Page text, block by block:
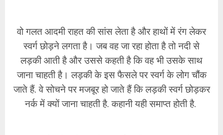
वो गलत आदमी राहत की सांस लेता है और हाथों में रंग लेकर
स्वर्ग छोड़ने लगता है। जब वह जा रहा होता है तो नदी से
लड़की आती है और उससे कहती है कि वह भी उसके साथ
जाना चाहती है। लड़की के इस फैसले पर स्वर्ग के लोग चौंक
जाते हैं. वे सोचने पर मजबूर हो जाते हैं कि लड़की स्वर्ग छोड़कर
नर्क में क्यों जाना चाहती है. कहानी यही समाप्त होती है.